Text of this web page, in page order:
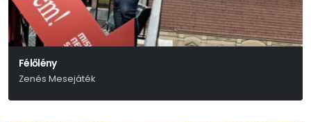
Félőlény
Zenés Mesejáték